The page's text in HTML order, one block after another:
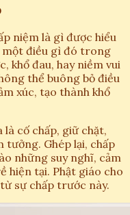
niệm là gì được hiểu
một điều gì đó trong
khổ đau, hay niềm vui
thể buông bỏ điều
xúc, tạo thành khổ
cố chấp, giữ chặt,
tưởng. Ghép lại, chấp
những suy nghĩ, cảm
hiện tại. Phật giáo cho
sự chấp trước này.